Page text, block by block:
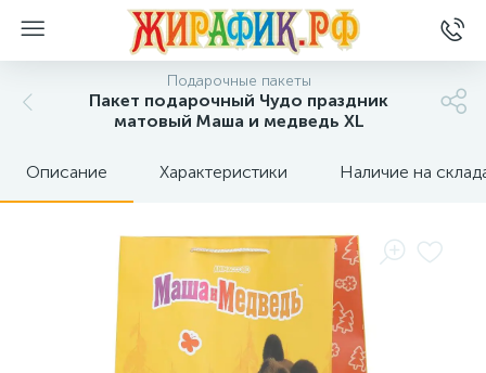
Подарочные пакеты
Пакет подарочный Чудо праздник
матовый Маша и медведь XL
Описание Характеристики Наличие на